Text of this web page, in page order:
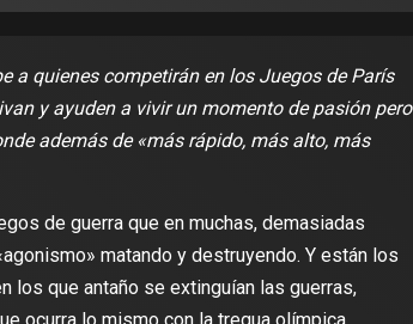
a quienes competirán en los Juegos de París
y ayuden a vivir un momento de pasión pero
además de «más rápido, más alto, más
de guerra que en muchas, demasiadas
matando y destruyendo. Y están los
los que antaño se extinguían las guerras,